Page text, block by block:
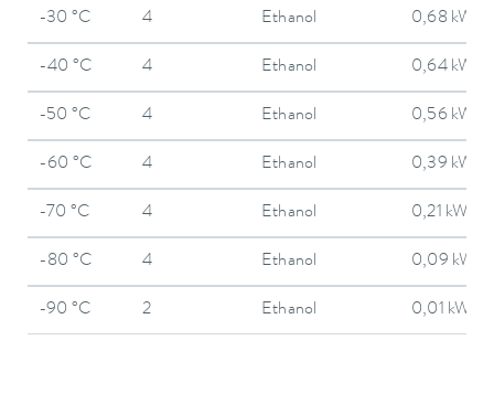
-30 °C 4 Ethanol 0,68 kW
-40 °C 4 Ethanol 0,64 kW
-50 °C 4 Ethanol 0,56 kW
-60 °C 4 Ethanol 0,39 kW
-70 °C 4 Ethanol 0,21 kW
-80 °C 4 Ethanol 0,09 kW
-90 °C 2 Ethanol 0,01 kW